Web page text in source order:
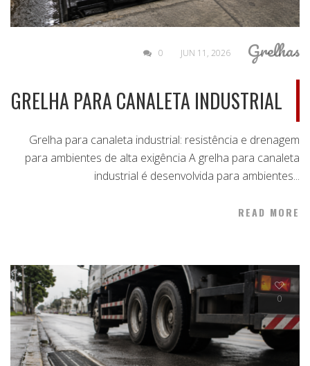
Grelhas
JUN 11, 2026
0
GRELHA PARA CANALETA INDUSTRIAL
Grelha para canaleta industrial: resistência e drenagem
para ambientes de alta exigência A grelha para canaleta
industrial é desenvolvida para ambientes...
READ MORE
0